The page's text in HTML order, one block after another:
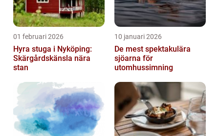
01 februari 2026
Hyra stuga i Nyköping:
Skärgårdskänsla nära
stan
10 januari 2026
De mest spektakulära
sjöarna för
utomhussimning